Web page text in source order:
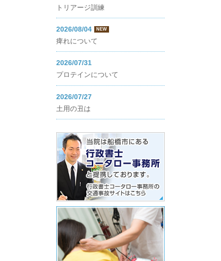
トリアージ訓練
2026/08/04 NEW
痺れについて
2026/07/31
プロテインについて
2026/07/27
土用の丑は